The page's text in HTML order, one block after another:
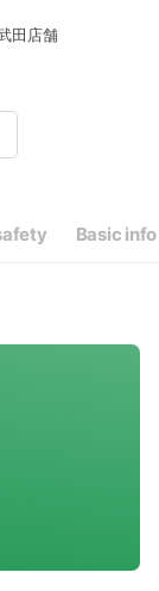
田店舗
Basic info